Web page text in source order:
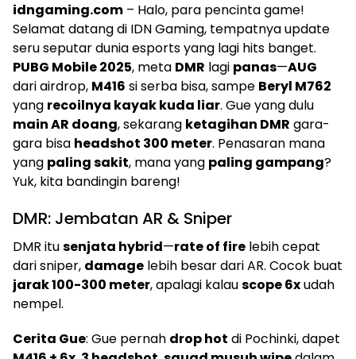
idngaming.com – Halo, para pencinta game!
Selamat datang di IDN Gaming, tempatnya update
seru seputar dunia esports yang lagi hits banget.
PUBG Mobile 2025, meta DMR lagi panas—AUG
dari airdrop, M416 si serba bisa, sampe Beryl M762
yang recoilnya kayak kuda liar. Gue yang dulu
main AR doang, sekarang ketagihan DMR gara-
gara bisa headshot 300 meter. Penasaran mana
yang paling sakit, mana yang paling gampang?
Yuk, kita bandingin bareng!
DMR: Jembatan AR & Sniper
DMR itusenjata hybrid—rate of fire lebih cepat
dari sniper, damage lebih besar dari AR. Cocok buat
jarak 100-300 meter, apalagi kalauscope 6xudah
nempel.
Cerita Gue: Gue pernah drop hot di Pochinki, dapet